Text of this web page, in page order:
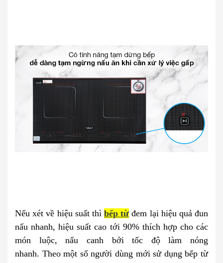
Nếu xét về hiệu suất thì bếp từ đem lại hiệu quả đun
nấu nhanh, hiệu suất cao tới 90% thích hợp cho các
món luộc, nấu canh bởi tốc độ làm nóng
nhanh. Theo một số người dùng mới sử dụng bếp từ